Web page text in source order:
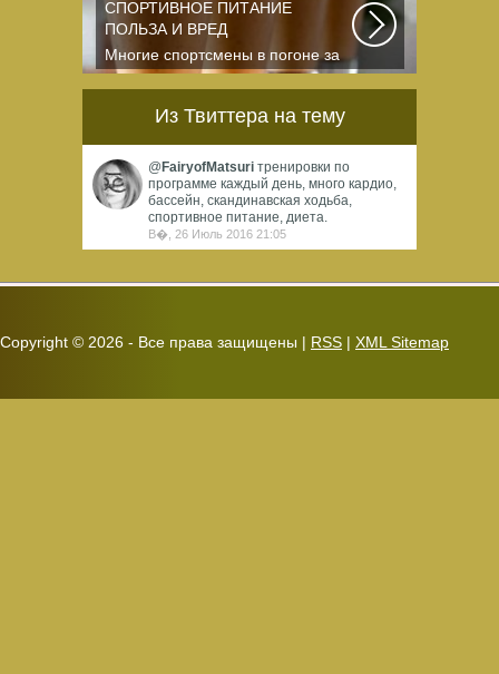
начинающие...
СПОРТИВНОЕ ПИТАНИЕ
ПОЛЬЗА И ВРЕД
Многие спортсмены в погоне за
спортивными результатами в
Из Твиттера на тему
@ FairyofMatsuri тренировки по
программе каждый день, много кардио,
бассейн, скандинавская ходьба,
спортивное питание, диета.
В�, 26 Июль 2016 21:05
Copyright © 2026 - Все права защищены | RSS | XML Sitemap